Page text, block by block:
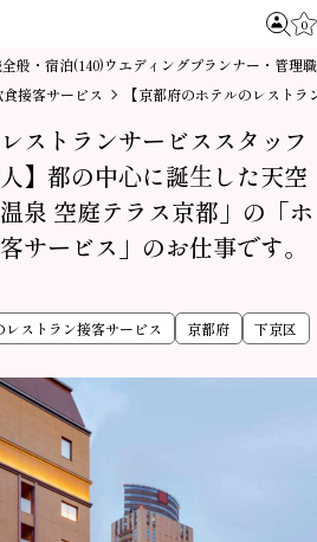
0
般・宿泊(140)ウエディングプランナー・管理職
接客サービス 【京都府のホテルのレスト
ストランサービススタッフ
】都の中⼼に誕⽣した天空
泉 空庭テラス京都」の「ホ
サービス」のお仕事です。
レストラン接客サービス 京都府 下京区